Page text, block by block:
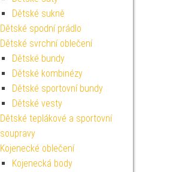
Dětské sukně
Dětské spodní prádlo
Dětské svrchní oblečení
Dětské bundy
Dětské kombinézy
Dětské sportovní bundy
Dětské vesty
Dětské teplákové a sportovní
soupravy
Kojenecké oblečení
Kojenecká body